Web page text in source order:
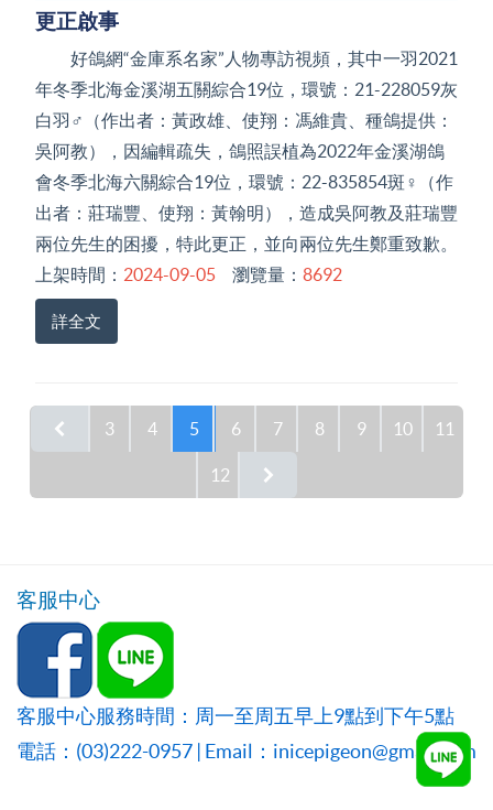
更正啟事
好鴿網“金庫系名家”人物專訪視頻，其中一羽2021
年冬季北海金溪湖五關綜合19位，環號：21-228059灰
白羽♂（作出者：黃政雄、使翔：馮維貴、種鴿提供：
吳阿教），因編輯疏失，鴿照誤植為2022年金溪湖鴿
會冬季北海六關綜合19位，環號：22-835854斑♀（作
出者：莊瑞豐、使翔：黃翰明），造成吳阿教及莊瑞豐
兩位先生的困擾，特此更正，並向兩位先生鄭重致歉。
上架時間： 2024-09-05 瀏覽量： 8692
詳全文
3 4 5 6 7 8 9 10 11
12
客服中心
客服中心服務時間：周一至周五早上9點到下午5點
電話：(03)222-0957 | Email：inicepigeon@gmail.com